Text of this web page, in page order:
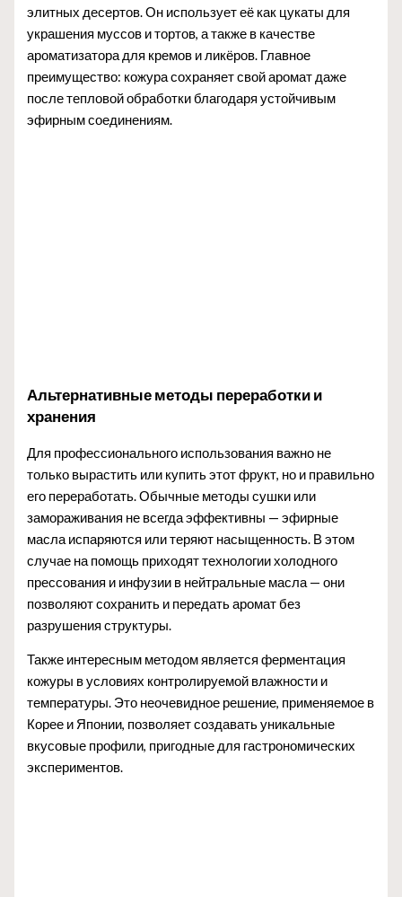
элитных десертов. Он использует её как цукаты для
украшения муссов и тортов, а также в качестве
ароматизатора для кремов и ликёров. Главное
преимущество: кожура сохраняет свой аромат даже
после тепловой обработки благодаря устойчивым
эфирным соединениям.
Альтернативные методы переработки и
хранения
Для профессионального использования важно не
только вырастить или купить этот фрукт, но и правильно
его переработать. Обычные методы сушки или
замораживания не всегда эффективны — эфирные
масла испаряются или теряют насыщенность. В этом
случае на помощь приходят технологии холодного
прессования и инфузии в нейтральные масла — они
позволяют сохранить и передать аромат без
разрушения структуры.
Также интересным методом является ферментация
кожуры в условиях контролируемой влажности и
температуры. Это неочевидное решение, применяемое в
Корее и Японии, позволяет создавать уникальные
вкусовые профили, пригодные для гастрономических
экспериментов.